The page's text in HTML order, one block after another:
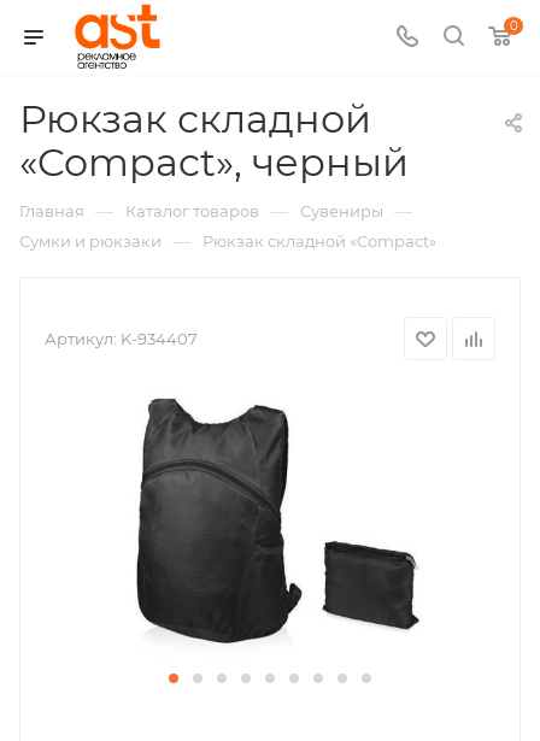
0
Рюкзак складной
«Compact», черный
арт.:
K-
Главная — Каталог товаров — Сувениры —
Сумки и рюкзаки — Рюкзак складной «Compact»
Артикул: K-934407